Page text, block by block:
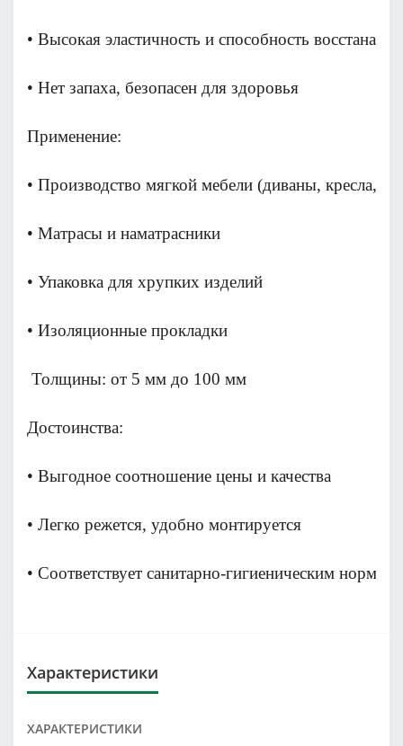
• Высокая эластичность и способность
• Нет запаха, безопасен для здоровья
Применение:
• Производство мягкой мебели (диваны, кресла,
• Матрасы и наматрасники
• Упаковка для хрупких изделий
• Изоляционные прокладки
Толщины: от 5 мм до 100 мм
Достоинства:
• Выгодное соотношение цены и качества
• Легко режется, удобно монтируется
• Соответствует санитарно-гигиеническим нормам
Характеристики
ХАРАКТЕРИСТИКИ